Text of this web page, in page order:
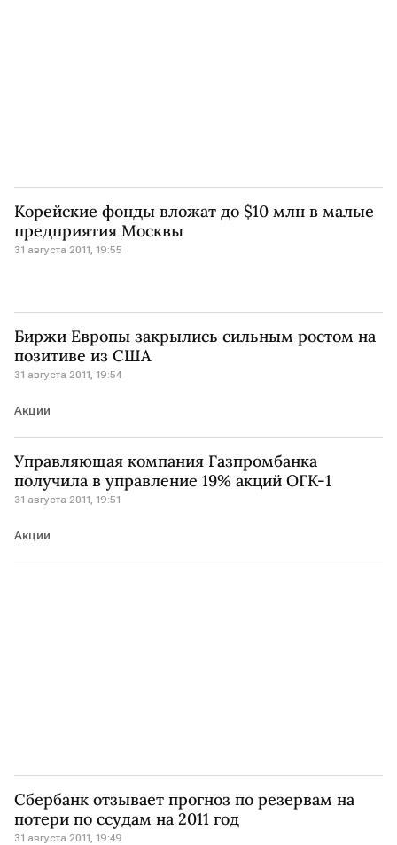
Корейские фонды вложат до $10 млн в малые
предприятия Москвы
31 августа 2011, 19:55
Биржи Европы закрылись сильным ростом на
позитиве из США
31 августа 2011, 19:54
Акции
Управляющая компания Газпромбанка
получила в управление 19% акций ОГК-1
31 августа 2011, 19:51
Акции
Сбербанк отзывает прогноз по резервам на
потери по ссудам на 2011 год
31 августа 2011, 19:49